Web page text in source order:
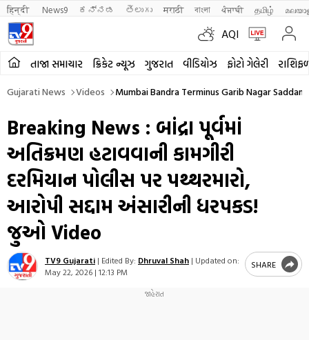
हिन्दी News9 ಕನ್ನಡ తెలుగు मराठी বাংলা ਪੰਜਾਬੀ தமிழ்
AQI
તાજા સમાચાર ક્રિકેટ ન્યૂઝ ગુજરાત વીડિયોઝ ફોટો ગેલેરી
Gujarati News Videos Mumbai Bandra Terminus Garib Nagar
Breaking News : બાંદ્રા પૂર્વમાં
અતિક્રમણ હટાવવાની કામગીરી
દરમિયાન પોલીસ પર પથ્થરમારો,
આરોપી સદ્દામ અંસારીની ધરપકડ!
જુઓ Video
TV9 Gujarati | Edited By: Dhruval Shah | Updated on:
May 22, 2026 | 12:13 PM
SHARE